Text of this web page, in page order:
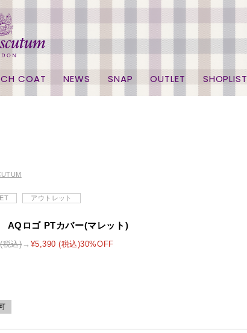
COAT NEWS SNAP OUTLET SHOPLIST
アウトレット
ロゴ PTカバー(マレット)
税込) ¥5,390 (税込)30%OFF